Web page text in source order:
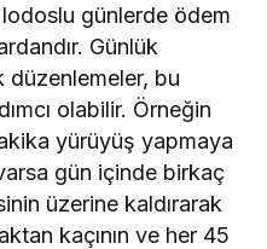
günlerde ödem
Günlük
düzenlemeler, bu
olabilir. Örneğin
yürüyüş yapmaya
gün içinde birkaç
üzerine kaldırarak
kaçının ve her 45